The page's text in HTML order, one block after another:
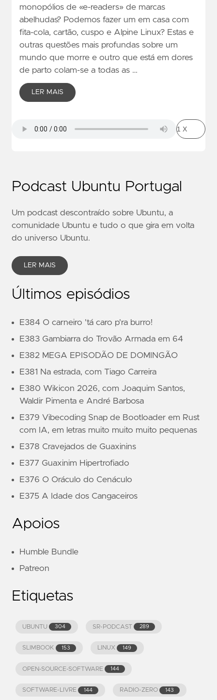
monopólios de «e-readers» de marcas
abelhudas? Podemos fazer um em casa com
fita-cola, cartão, cuspo e Alpine Linux? Estas e
outras questões mais profundas sobre um
mundo que morre e outro que está em dores
de parto colam-se a todas as …
LER MAIS
Podcast Ubuntu Portugal
Um podcast descontraído sobre Ubuntu, a
comunidade Ubuntu e tudo o que gira em volta
do universo Ubuntu.
LER MAIS
Últimos episódios
E384 O carneiro 'tá caro p'ra burro!
E383 Gambiarra do Trovão Armada em 64
E382 MEGA EPISODÃO DE DOMINGÃO
E381 Na estrada, com Tiago Carreira
E380 Wikicon 2026, com Joaquim Santos,
Waldir Pimenta e André Barbosa
E379 Vibecoding Snap de Bootloader em Rust
com IA, em letras muito muito muito pequenas
E378 Cravejados de Guaxinins
E377 Guaxinim Hipertrofiado
E376 O Oráculo do Cenáculo
E375 A Idade dos Cangaceiros
Apoios
Humble Bundle
Patreon
Etiquetas
UBUNTU 304 SR-PODCAST 289
SLIMBOOK 153 LINUX 149
OPEN-SOURCE-SOFTWARE 144
SOFTWARE-LIVRE 144 RADIO-ZERO 143